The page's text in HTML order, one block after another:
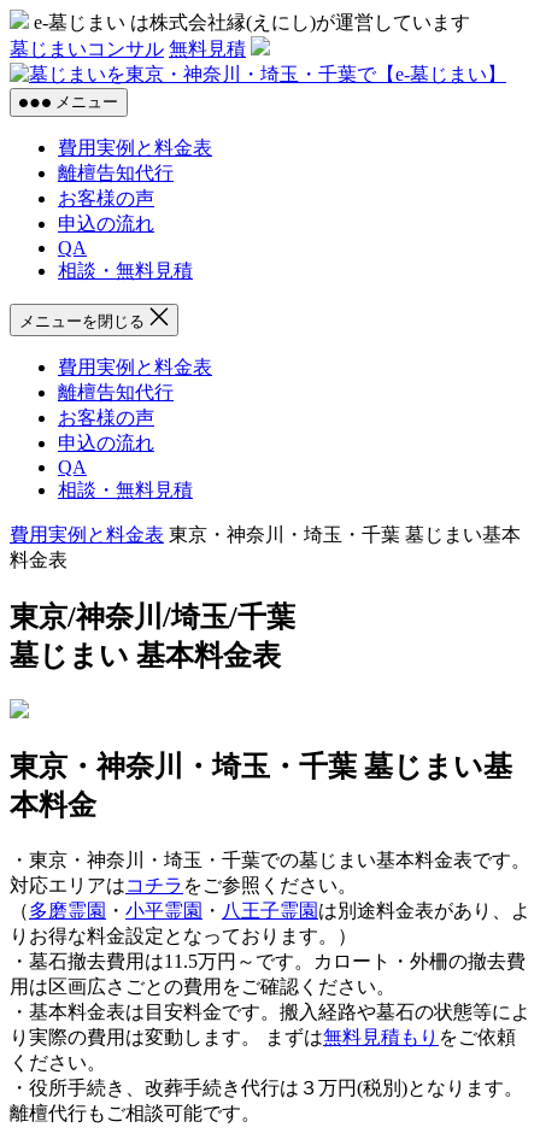
コ
ン
テ
ン
ツ
e-墓じまい は株式会社縁(えにし)が運営しています
墓じまいコンサル 無料見積
ま
メニュー
費用実例と料金表
離檀告知代行
お客様の声
申込の流れ
QA
相談・無料見積
メニューを閉じる
費用実例と料金表
離檀告知代行
お客様の声
申込の流れ
QA
相談・無料見積
費用実例と料金表 東京・神奈川・埼玉・千葉 墓じまい基本
料金表
東京/神奈川/埼玉/千葉
墓じまい 基本料金表
東京・神奈川・埼玉・千葉 墓じまい基
本料金
・東京・神奈川・埼玉・千葉での墓じまい基本料金表です。
対応エリアはコチラ をご参照ください。
（多磨霊園 ・ 小平霊園 ・ 八王子霊園 は別途料金表があり、よ
りお得な料金設定となっております。）
・墓石撤去費用は11.5万円～です。カロート・外柵の撤去費
用は区画広さごとの費用をご確認ください。
・基本料金表は目安料金です。 搬入経路や墓石の状態等によ
り実際の費用は変動します。
まずは無料見積もり をご依頼
ください。
・役所手続き、改葬手続き代行は３万円(税別)となります。
離檀代行もご相談可能です。